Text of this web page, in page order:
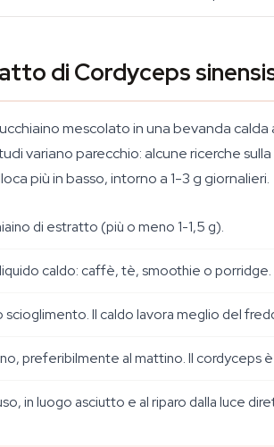
di Cordyceps
mescolato in una bevanda
variano parecchio: alcune ricerche
più in basso, intorno a 1-3 g giornalieri.
di estratto (più o meno 1-1,5 g).
caldo: caffè, tè, smoothie o porridge.
Il caldo lavora meglio del
preferibilmente al mattino. Il cordyceps
in luogo asciutto e al riparo dalla luce